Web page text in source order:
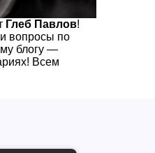
Глеб Павлов!
вопросы по
блогу —
Всем